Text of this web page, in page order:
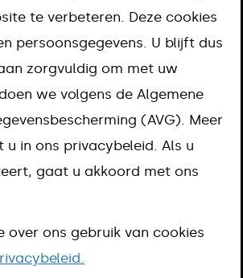
gemeente
van de
bevat alle oude
te verbeteren. Deze cookies
persoonsgegevens. U blijft dus
zorgvuldig om met uw
we volgens de Algemene
(AVG). Meer
u in ons privacybeleid. Als u
gaat u akkoord met ons
over ons gebruik van cookies